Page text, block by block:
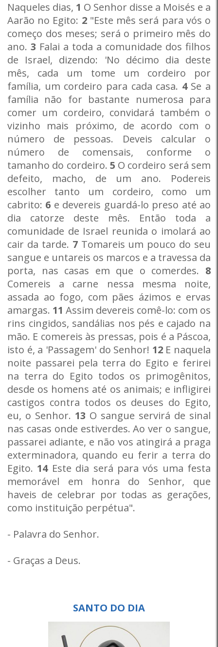
Naqueles dias, 1 O Senhor disse a Moisés e a
Aarão no Egito: 2"Este mês será para vós o
começo dos meses; será o primeiro mês do
ano. 3 Falai a toda a comunidade dos filhos
de Israel, dizendo: 'No décimo dia deste
mês, cada um tome um cordeiro por
família, um cordeiro para cada casa. 4Se a
família não for bastante numerosa para
comer um cordeiro, convidará também o
vizinho mais próximo, de acordo com o
número de pessoas. Deveis calcular o
número de comensais, conforme o
tamanho do cordeiro. 5 O cordeiro será sem
defeito, macho, de um ano. Podereis
escolher tanto um cordeiro, como um
cabrito: 6 e devereis guardá-lo preso até ao
dia catorze deste mês. Então toda a
comunidade de Israel reunida o imolará ao
cair da tarde. 7Tomareis um pouco do seu
sangue e untareis os marcos e a travessa da
porta, nas casas em que o comerdes. 8
Comereis a carne nessa mesma noite,
assada ao fogo, com pães ázimos e ervas
amargas. 11 Assim devereis comê-lo: com os
rins cingidos, sandálias nos pés e cajado na
mão. E comereis às pressas, pois é a Páscoa,
isto é, a 'Passagem' do Senhor! 12E naquela
noite passarei pela terra do Egito e ferirei
na terra do Egito todos os primogênitos,
desde os homens até os animais; e infligirei
castigos contra todos os deuses do Egito,
eu, o Senhor. 13 O sangue servirá de sinal
nas casas onde estiverdes. Ao ver o sangue,
passarei adiante, e não vos atingirá a praga
exterminadora, quando eu ferir a terra do
Egito. 14Este dia será para vós uma festa
memorável em honra do Senhor, que
haveis de celebrar por todas as gerações,
como instituição perpétua".
- Palavra do Senhor.
- Graças a Deus.
SANTO DO DIA